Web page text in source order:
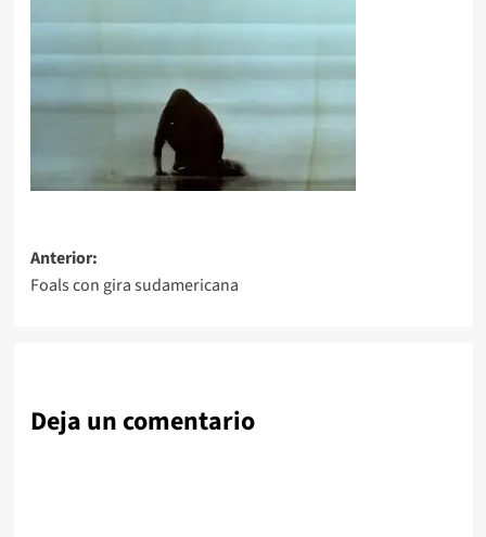
Navegación
de
Anterior:
Foals con gira sudamericana
Deja un comentario